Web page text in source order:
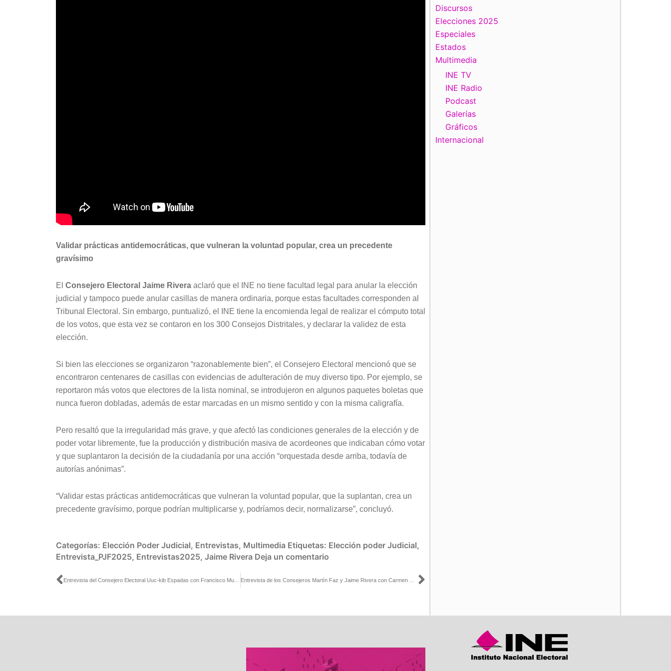
Validar prácticas antidemocráticas, que vulneran la voluntad popular, crea un precedente
gravísimo
El Consejero Electoral Jaime Rivera aclaró que el INE no tiene facultad legal para anular la elección
judicial y tampoco puede anular casillas de manera ordinaria, porque estas facultades corresponden al
Tribunal Electoral. Sin embargo, puntualizó, el INE tiene la encomienda legal de realizar el cómputo total
de los votos, que esta vez se contaron en los 300 Consejos Distritales, y declarar la validez de esta
elección.
Si bien las elecciones se organizaron “razonablemente bien”, el Consejero Electoral mencionó que se
encontraron centenares de casillas con evidencias de adulteración de muy diverso tipo. Por ejemplo, se
reportaron más votos que electores de la lista nominal, se introdujeron en algunos paquetes boletas que
nunca fueron dobladas, además de estar marcadas en un mismo sentido y con la misma caligrafía.
Pero resaltó que la irregularidad más grave, y que afectó las condiciones generales de la elección y de
poder votar libremente, fue la producción y distribución masiva de acordeones que indicaban cómo votar
y que suplantaron la decisión de la ciudadanía por una acción “orquestada desde arriba, todavía de
autorías anónimas”.
“Validar estas prácticas antidemocráticas que vulneran la voluntad popular, que la suplantan, crea un
precedente gravísimo, porque podrían multiplicarse y, podríamos decir, normalizarse”, concluyó.
Categorías: Elección Poder Judicial, Entrevistas, Multimedia Etiquetas: Elección poder Judicial,
Entrevista_PJF2025, Entrevistas2025, Jaime Rivera Deja un comentario
Ant Siguiente
Discursos
Elecciones 2025
Especiales
Estados
Multimedia
INE TV
INE Radio
Podcast
Galerías
Gráficos
Internacional